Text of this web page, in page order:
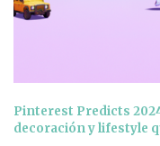
Pinterest Predicts
decoración y lifestyle